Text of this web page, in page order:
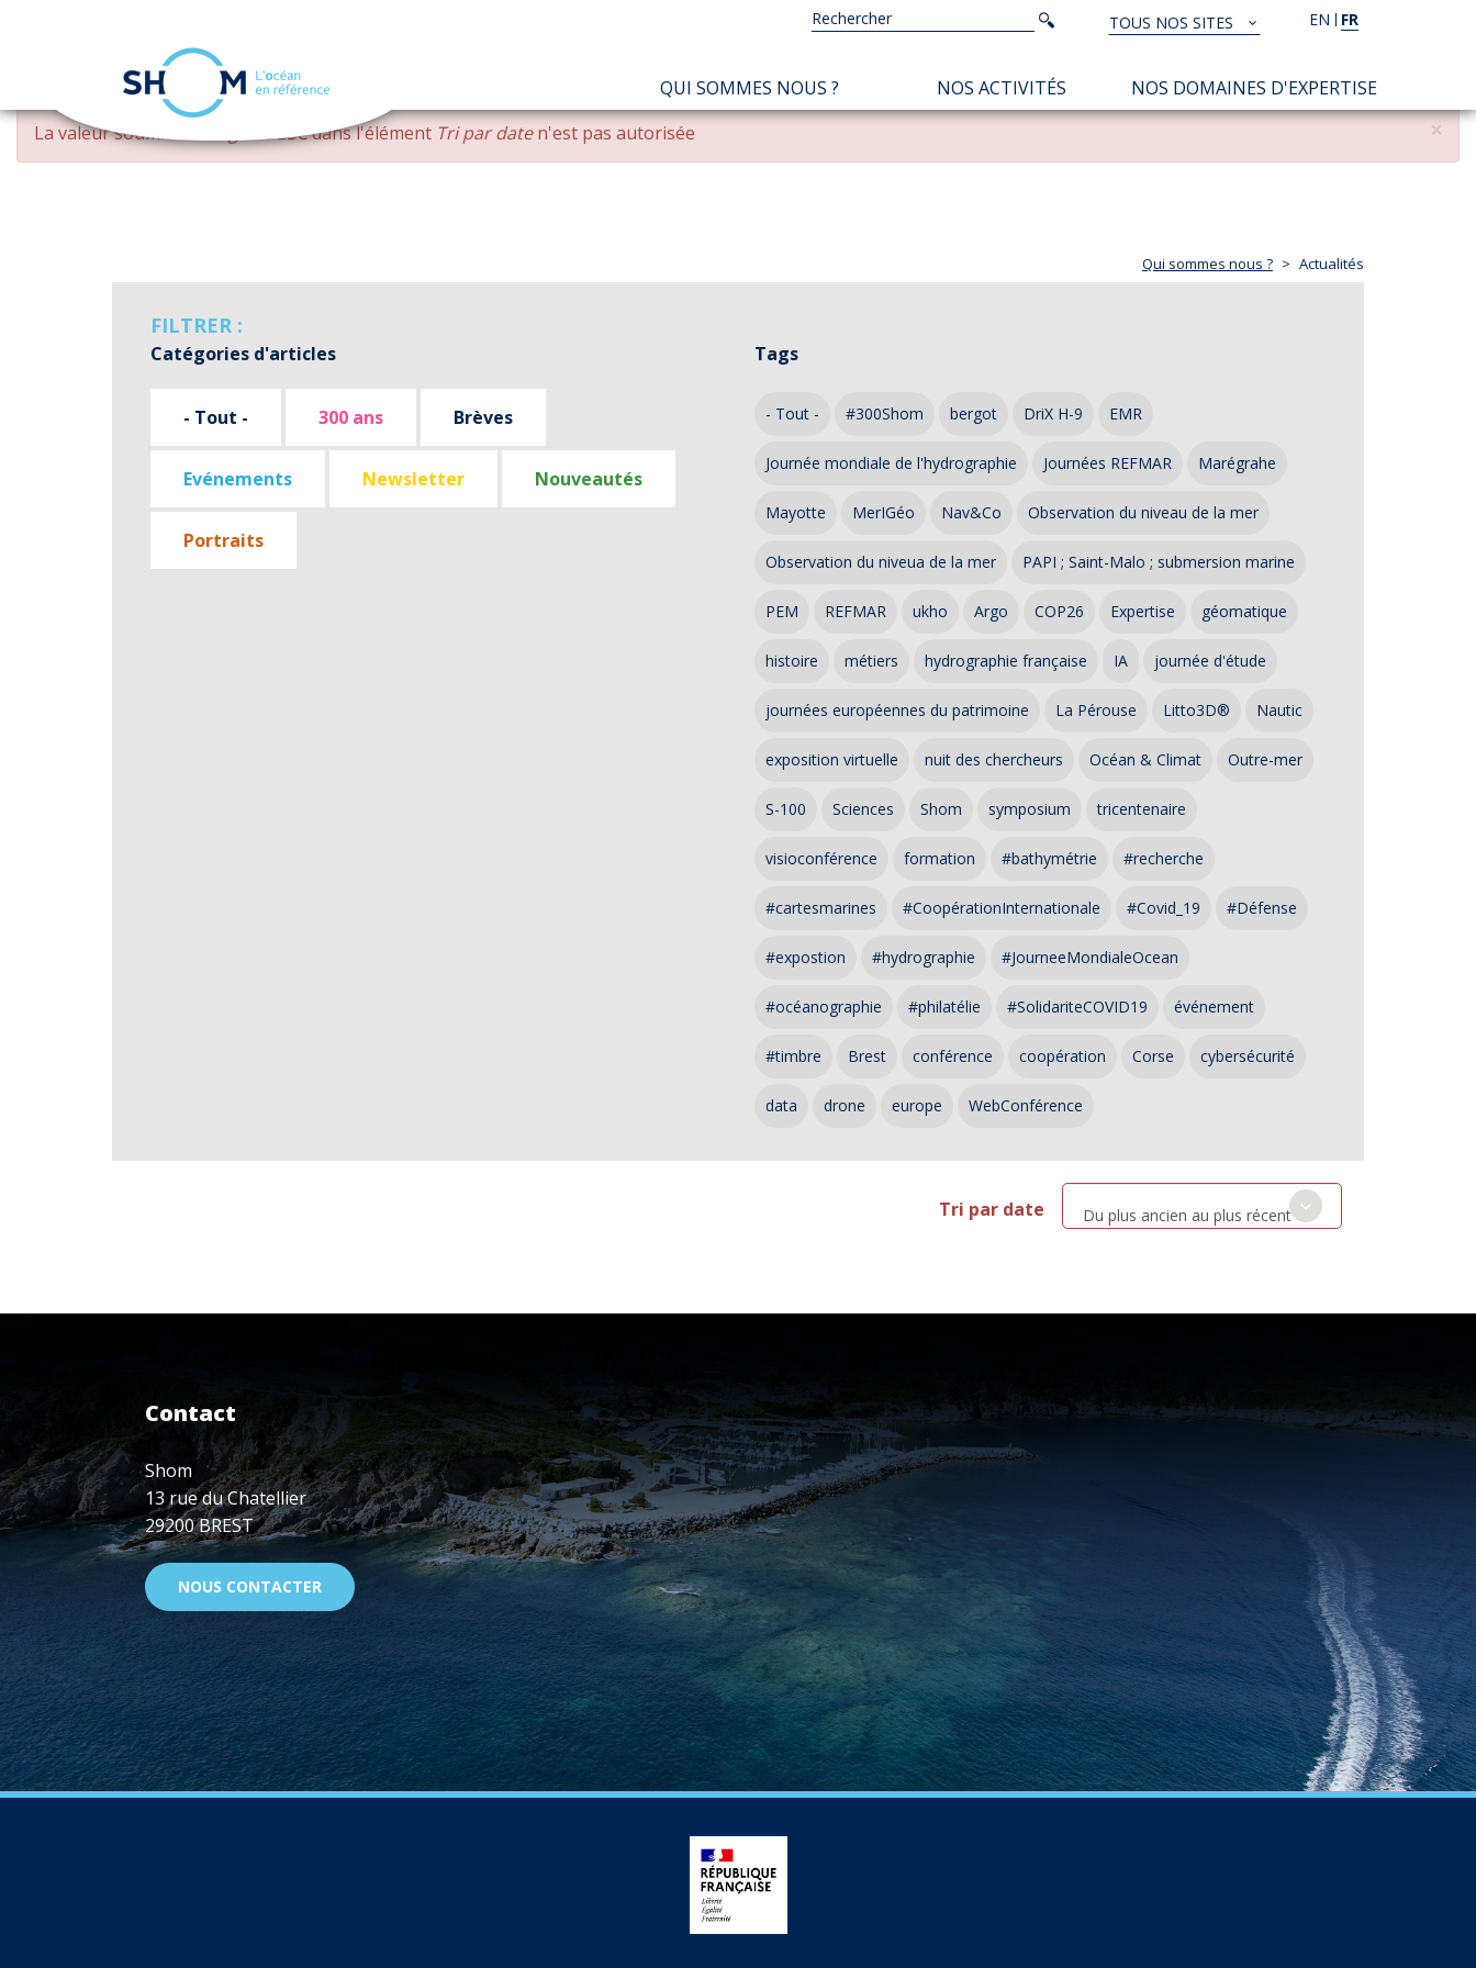
Aller
contenu
EN FR
TOUS
NOS
SITES
TOUS NOS SITES
Rechercher
Rechercher
NAVIGATION
PRINCIPALE
QUI SOMMES NOUS ? NOS ACTIVITÉS NOS DOMAINES D'EXPERTISE
×
MESSAGE
D'ERREUR
La valeur soumise changed DESCdans l'élément Tri par daten'est pas autorisée
Qui sommes nous ? Actualités
FILTRER :
Catégories d'articles
- Tout - 300 ans Brèves
Evénements Newsletter Nouveautés
Portraits
Tags
- Tout - #300Shom bergot DriX H-9 EMR
Journée mondiale de l'hydrographie Journées REFMAR Marégrahe
Mayotte MerIGéo Nav&Co Observation du niveau de la mer
Observation du niveua de la mer PAPI ; Saint-Malo ; submersion marine
PEM REFMAR ukho Argo COP26 Expertise géomatique
histoire métiers hydrographie française IA journée d'étude
journées européennes du patrimoine La Pérouse Litto3D® Nautic
exposition virtuelle nuit des chercheurs Océan & Climat Outre-mer
S-100 Sciences Shom symposium tricentenaire
visioconférence formation #bathymétrie #recherche
#cartesmarines #CoopérationInternationale #Covid_19 #Défense
#expostion #hydrographie #JourneeMondialeOcean
#océanographie #philatélie #SolidariteCOVID19 événement
#timbre Brest conférence coopération Corse cybersécurité
data drone europe WebConférence
Tri par date Du plus ancien au plus récent
Contact
Shom
13 rue du Chatellier
29200 BREST
NOUS CONTACTER